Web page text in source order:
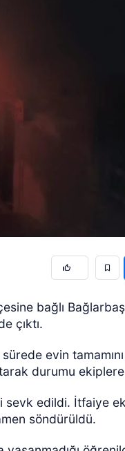
bağlı
çıktı.
evin tamamını
durumu
sevk edildi. İtfaiye
söndürüldü.